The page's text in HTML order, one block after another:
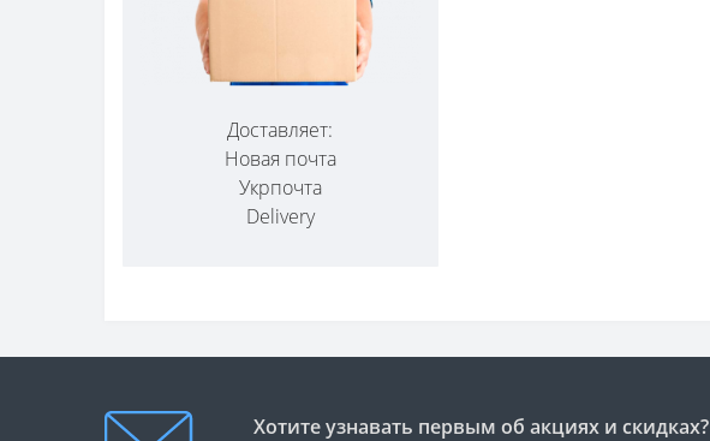
Доставляет:
Новая почта
Укрпочта
Delivery
Хотите узнавать первым об акциях и скидках?